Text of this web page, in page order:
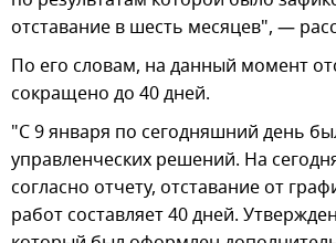
отставание в шесть месяцев", —
По его словам, на данный момент
сокращено до 40 дней.
"С 9 января по сегодняшний день
управленческих решений. На
согласно отчету, отставание от
работ составляет 40 дней.